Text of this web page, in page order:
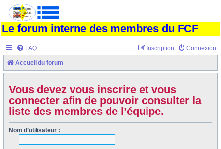
Le forum interne des membres du FCF
FAQ Connexion
Inscription
Accueil du forum
Vous devez vous inscrire et vous
connecter afin de pouvoir consulter la
liste des membres de l’équipe.
Nom d’utilisateur :